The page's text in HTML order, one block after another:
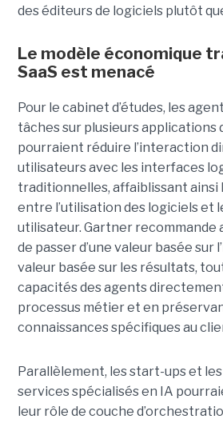
des éditeurs de logiciels plutôt
Le modèle économique
SaaS est menacé
Pour le cabinet d’études, les
tâches sur plusieurs applications
pourraient réduire l’interaction
utilisateurs avec les interfaces
traditionnelles, affaiblissant ainsi
entre l’utilisation des logiciels et
utilisateur. Gartner recommande
de passer d’une valeur basée sur
valeur basée sur les résultats,
capacités des agents
processus métier et en
connaissances spécifiques au
Parallèlement, les start-ups et
services spécialisés en IA
leur rôle de couche